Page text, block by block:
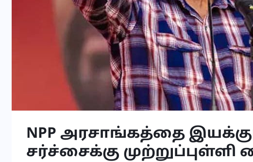
NPP அரசாங்கத்தை
சர்ச்சைக்கு முற்றுப்புள்ளி